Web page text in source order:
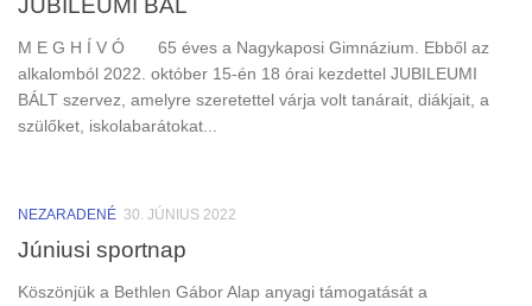
M E G H Í V Ó 65 éves a Nagykaposi Gimnázium. Ebből az
alkalomból 2022. október 15-én 18 órai kezdettel JUBILEUMI
BÁLT szervez, amelyre szeretettel várja volt tanárait, diákjait, a
szülőket, iskolabarátokat...
NEZARADENÉ 30. JÚNIUS 2022
Júniusi sportnap
Köszönjük a Bethlen Gábor Alap anyagi támogatását a